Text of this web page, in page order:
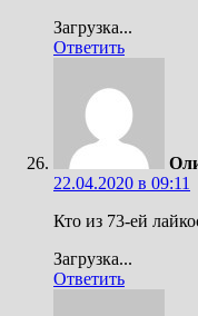
Загрузка...
Ответить
22.04.2020 в 09:11
Кто из 73-ей
Загрузка...
Ответить